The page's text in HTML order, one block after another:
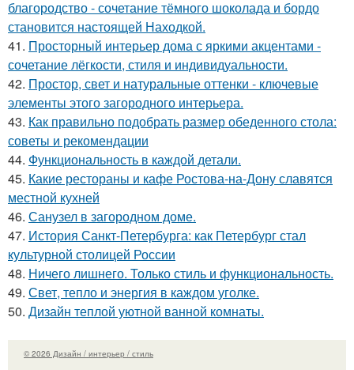
благородство - сочетание тёмного шоколада и бордо
становится настоящей Находкой.
41. Просторный интерьер дома с яркими акцентами -
сочетание лёгкости, стиля и индивидуальности.
42. Простор, свет и натуральные оттенки - ключевые
элементы этого загородного интерьера.
43. Как правильно подобрать размер обеденного стола:
советы и рекомендации
44. Функциональность в каждой детали.
45. Какие рестораны и кафе Ростова-на-Дону славятся
местной кухней
46. Санузел в загородном доме.
47. История Санкт-Петербурга: как Петербург стал
культурной столицей России
48. Ничего лишнего. Только стиль и функциональность.
49. Свет, тепло и энергия в каждом уголке.
50. Дизайн теплой уютной ванной комнаты.
© 2026 Дизайн / интерьер / стиль